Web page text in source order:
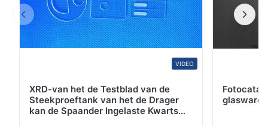
VIDEO
XRD-van het de Testblad van de
Steekproeftank van het de Drager
kan de Spaander Ingelaste Kwarts
glasware